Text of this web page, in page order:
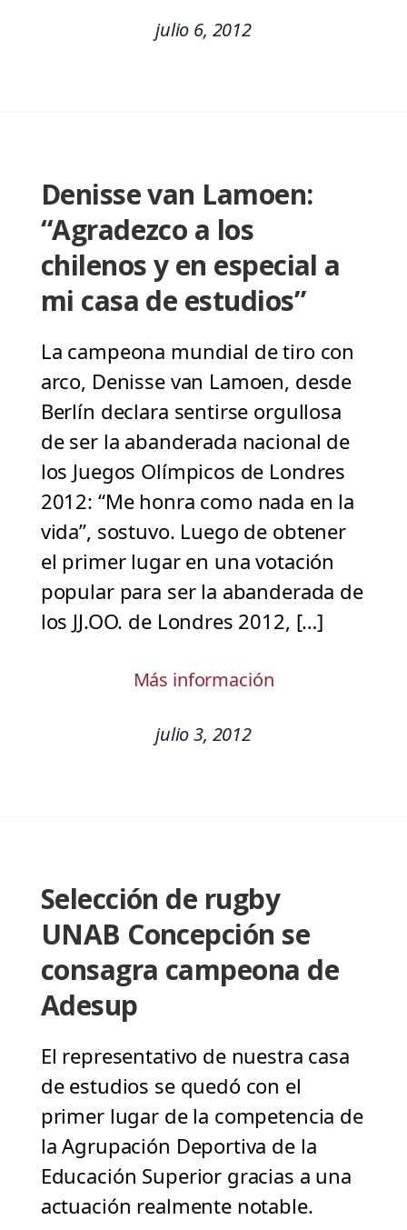
julio 6, 2012
Denisse van Lamoen:
“Agradezco a los
chilenos y en especial a
mi casa de estudios”
La campeona mundial de tiro con
arco, Denisse van Lamoen, desde
Berlín declara sentirse orgullosa
de ser la abanderada nacional de
los Juegos Olímpicos de Londres
2012: “Me honra como nada en la
vida”, sostuvo. Luego de obtener
el primer lugar en una votación
popular para ser la abanderada de
los JJ.OO. de Londres 2012, […]
Más información
julio 3, 2012
Selección de rugby
UNAB Concepción se
consagra campeona de
Adesup
El representativo de nuestra casa
de estudios se quedó con el
primer lugar de la competencia de
la Agrupación Deportiva de la
Educación Superior gracias a una
actuación realmente notable.